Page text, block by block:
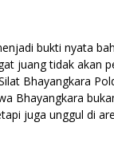
bukti nyata
juang tidak akan
Bhayangkara
Bhayangkara
juga unggul di